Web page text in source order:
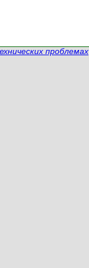
проблемах